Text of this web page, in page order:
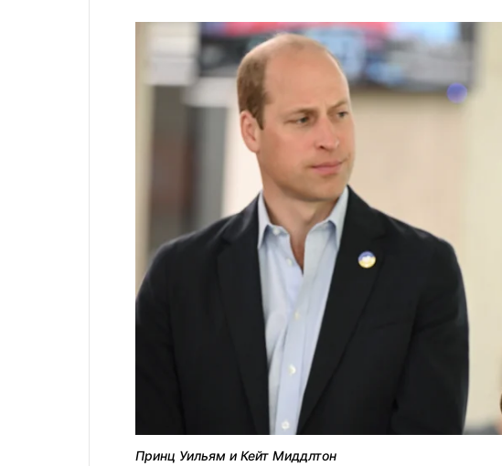
Принц Уильям и Кейт Миддлтон